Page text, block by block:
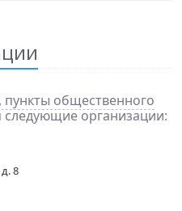
пункты общественного
следующие организации:
8